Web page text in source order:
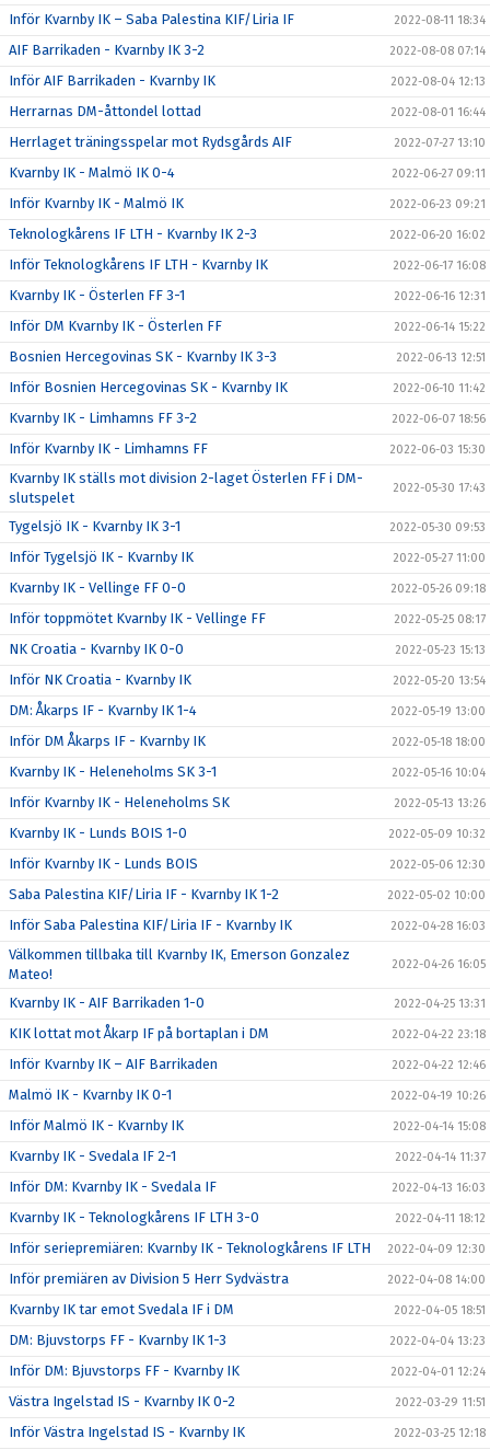
Inför Kvarnby IK – Saba Palestina KIF/Liria IF 2022-08-11 18:34
AIF Barrikaden - Kvarnby IK 3-2 2022-08-08 07:14
Inför AIF Barrikaden - Kvarnby IK 2022-08-04 12:13
Herrarnas DM-åttondel lottad 2022-08-01 16:44
Herrlaget träningsspelar mot Rydsgårds AIF 2022-07-27 13:10
Kvarnby IK - Malmö IK 0-4 2022-06-27 09:11
Inför Kvarnby IK - Malmö IK 2022-06-23 09:21
Teknologkårens IF LTH - Kvarnby IK 2-3 2022-06-20 16:02
Inför Teknologkårens IF LTH - Kvarnby IK 2022-06-17 16:08
Kvarnby IK - Österlen FF 3-1 2022-06-16 12:31
Inför DM Kvarnby IK - Österlen FF 2022-06-14 15:22
Bosnien Hercegovinas SK - Kvarnby IK 3-3 2022-06-13 12:51
Inför Bosnien Hercegovinas SK - Kvarnby IK 2022-06-10 11:42
Kvarnby IK - Limhamns FF 3-2 2022-06-07 18:56
Inför Kvarnby IK - Limhamns FF 2022-06-03 15:30
Kvarnby IK ställs mot division 2-laget Österlen FF i DM-
slutspelet
2022-05-30 17:43
Tygelsjö IK - Kvarnby IK 3-1 2022-05-30 09:53
Inför Tygelsjö IK - Kvarnby IK 2022-05-27 11:00
Kvarnby IK - Vellinge FF 0-0 2022-05-26 09:18
Inför toppmötet Kvarnby IK - Vellinge FF 2022-05-25 08:17
NK Croatia - Kvarnby IK 0-0 2022-05-23 15:13
Inför NK Croatia - Kvarnby IK 2022-05-20 13:54
DM: Åkarps IF - Kvarnby IK 1-4 2022-05-19 13:00
Inför DM Åkarps IF - Kvarnby IK 2022-05-18 18:00
Kvarnby IK - Heleneholms SK 3-1 2022-05-16 10:04
Inför Kvarnby IK - Heleneholms SK 2022-05-13 13:26
Kvarnby IK - Lunds BOIS 1-0 2022-05-09 10:32
Inför Kvarnby IK - Lunds BOIS 2022-05-06 12:30
Saba Palestina KIF/Liria IF - Kvarnby IK 1-2 2022-05-02 10:00
Inför Saba Palestina KIF/Liria IF - Kvarnby IK 2022-04-28 16:03
Välkommen tillbaka till Kvarnby IK, Emerson Gonzalez
Mateo!
2022-04-26 16:05
Kvarnby IK - AIF Barrikaden 1-0 2022-04-25 13:31
KIK lottat mot Åkarp IF på bortaplan i DM 2022-04-22 23:18
Inför Kvarnby IK – AIF Barrikaden 2022-04-22 12:46
Malmö IK - Kvarnby IK 0-1 2022-04-19 10:26
Inför Malmö IK - Kvarnby IK 2022-04-14 15:08
Kvarnby IK - Svedala IF 2-1 2022-04-14 11:37
Inför DM: Kvarnby IK - Svedala IF 2022-04-13 16:03
Kvarnby IK - Teknologkårens IF LTH 3-0 2022-04-11 18:12
Inför seriepremiären: Kvarnby IK - Teknologkårens IF LTH 2022-04-09 12:30
Inför premiären av Division 5 Herr Sydvästra 2022-04-08 14:00
Kvarnby IK tar emot Svedala IF i DM 2022-04-05 18:51
DM: Bjuvstorps FF - Kvarnby IK 1-3 2022-04-04 13:23
Inför DM: Bjuvstorps FF - Kvarnby IK 2022-04-01 12:24
Västra Ingelstad IS - Kvarnby IK 0-2 2022-03-29 11:51
Inför Västra Ingelstad IS - Kvarnby IK 2022-03-25 12:18